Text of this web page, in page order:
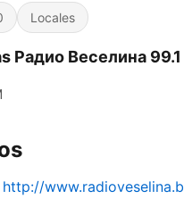
Locales
Радио Веселина 99.1
http://